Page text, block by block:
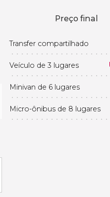
Preço final
Transfer compartilhado
Veículo de 3 lugares
Minivan de 6 lugares
Micro-ônibus de 8 lugares